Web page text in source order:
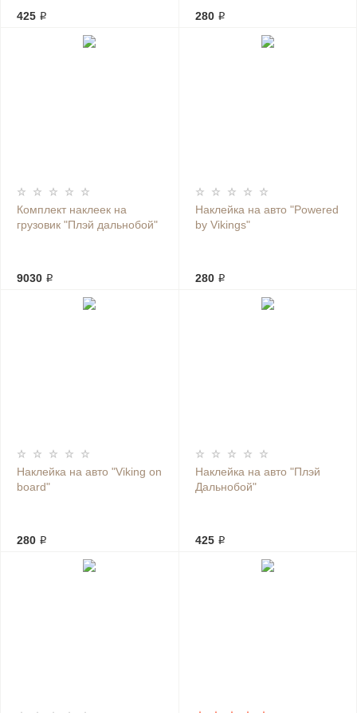
425 ₽
280 ₽
Комплект наклеек на
грузовик "Плэй дальнобой"
9030 ₽
Наклейка на авто "Powered
by Vikings"
280 ₽
Наклейка на авто "Viking on
board"
280 ₽
Наклейка на авто "Плэй
Дальнобой"
425 ₽